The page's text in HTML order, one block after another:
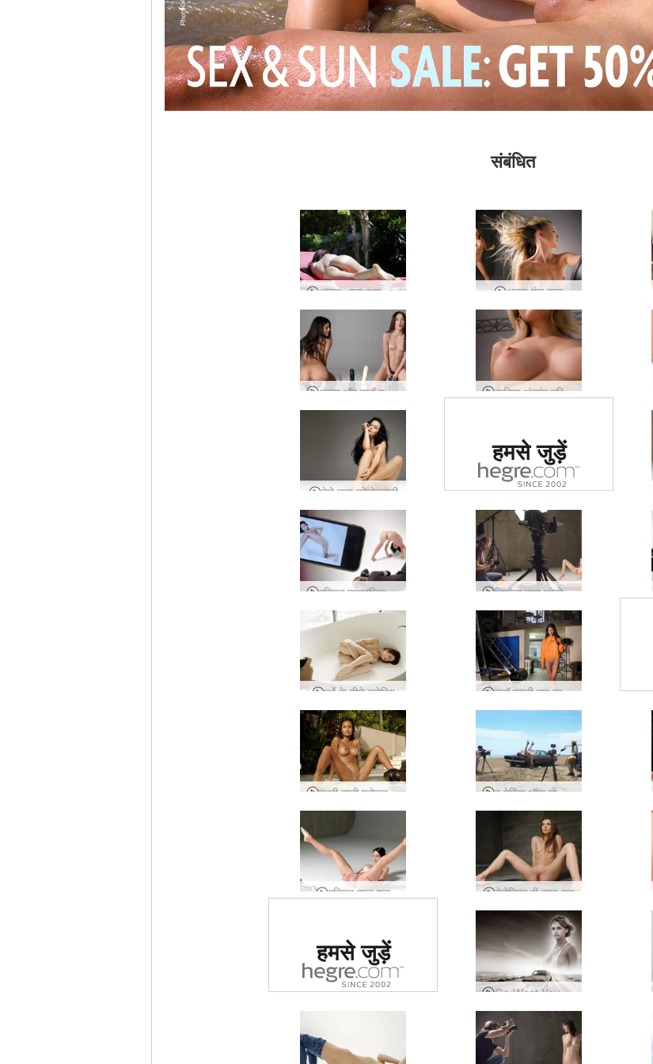
संबंधित
अल्बा - एक कामुक मॉडल के जीवन में एक दिन अल्बा गंदा नृत्य
अल्बा और क्लॉ द बिग डिल्डो डेयर नादिया अंतरंग परिचय
बेले नग्न फोटोग्राफी
दुनिया में #1 कामुक
साइट का दर्जा दिया
गया
हमसे जुड़ें
एरियल दृश्यरतिक फोटो सत्र लियोना नग्न फोटोग्राफी की कला
पर्दे के पीछे क्लेरिस क्लॉ पहली बार नग्न मॉडलिंग
पुत्री बाली प्रोडक्शन द मेकिंग ऑफ गो वेस्ट यंग गर्ल
एरियल न्यूड शूट वेरोनिका वी न्यूड शूट
दुनिया में #1 कामुक
साइट का दर्जा दिया
गया
हमसे जुड़ें
Go West Young Girl